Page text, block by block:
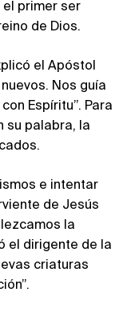
primer ser
de Dios.
el Apóstol
Nos guía
Espíritu”. Para
su palabra, la
e intentar
de Jesús
la
el dirigente de la
criaturas